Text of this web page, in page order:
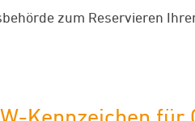
zum Reservieren